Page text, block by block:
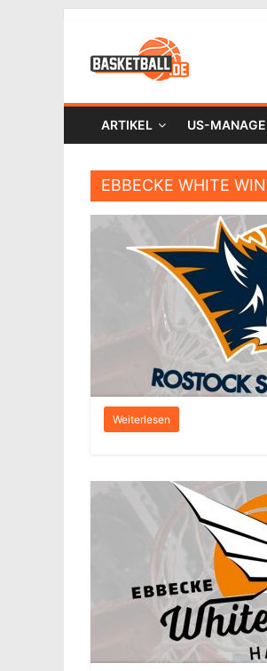
ARTIKEL US-
EBBECKE WHITE
Weiterlesen